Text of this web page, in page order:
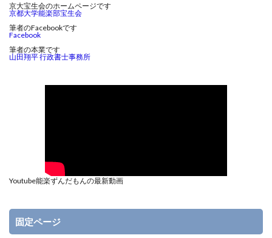
京大宝生会のホームページです
京都大学能楽部宝生会
筆者のFacebookです
Facebook
筆者の本業です
山田翔平 行政書士事務所
Youtube能楽ずんだもんの最新動画
固定ページ